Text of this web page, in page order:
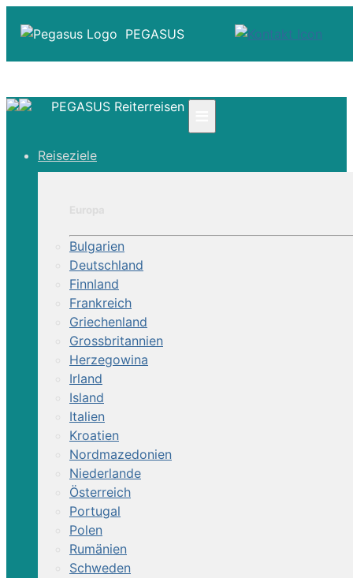
PEGASUS
☎ Deutschland 0800 - 505 18 01
Über Uns
PEGASUS Reiterreisen
Reiseziele
Bulgarien
Deutschland
Finnland
Frankreich
Griechenland
Grossbritannien
Herzegowina
Irland
Island
Italien
Kroatien
Nordmazedonien
Niederlande
Österreich
Portugal
Polen
Rumänien
Schweden